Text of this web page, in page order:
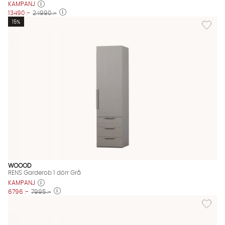
KAMPANJ
13490 :- 24990 :-
Lägg
15%
WOOOD
RENS Garderob 1 dörr Grå
KAMPANJ
6796 :- 7995 :-
Lägg